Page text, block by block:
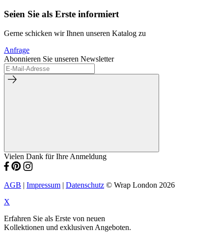
Seien Sie als Erste informiert
Gerne schicken wir Ihnen unseren Katalog zu
Anfrage
Abonnieren Sie unseren Newsletter
Vielen Dank für Ihre Anmeldung
AGB | Impressum | Datenschutz © Wrap London 2026
X
Erfahren Sie als Erste von neuen
Kollektionen und exklusiven Angeboten.